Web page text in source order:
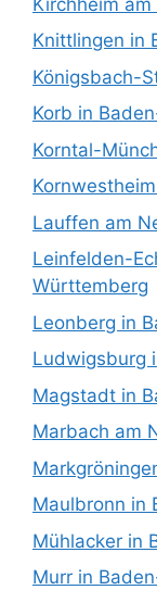
Knittlingen in
Königsbach-
Korb in
Korntal-
Lauffen am
Leinfelden-
Württemberg
Leonberg in
Ludwigsburg
Magstadt in
Marbach am
Maulbronn in
Mühlacker in
Murr in